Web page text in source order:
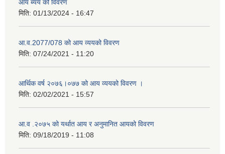
आय ब्यय को विवरण
मिति: 01/13/2024 - 16:47
आ.व.2077/078 को आय व्ययको विवरण
मिति: 07/24/2021 - 11:20
आर्थिक वर्ष २०७६।०७७ को आय व्ययको विवरण ।
मिति: 02/02/2021 - 15:57
आ.व .२०७५ को यर्थात आय र अनुमानित आयको विवरण
मिति: 09/18/2019 - 11:08